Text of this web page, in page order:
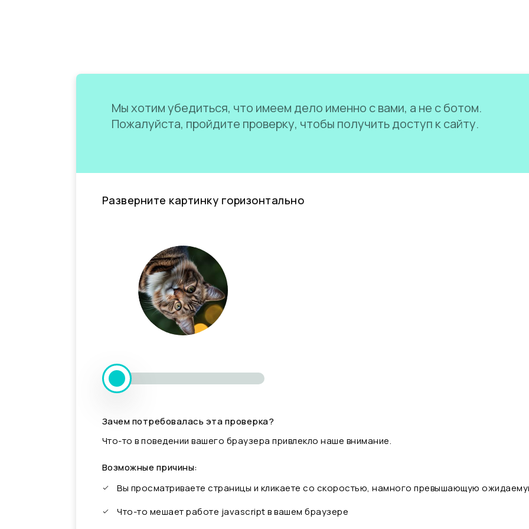
Мы хотим убедиться, что имеем дело именно с вами, а не с ботом.
Пожалуйста, пройдите проверку, чтобы получить доступ к сайту.
Разверните картинку горизонтально
Зачем потребовалась эта проверка?
Что-то в поведении вашего браузера привлекло наше внимание.
Возможные причины:
Вы просматриваете страницы и кликаете со скоростью, намного превышающую
Что-то мешает работе javascript в вашем браузере